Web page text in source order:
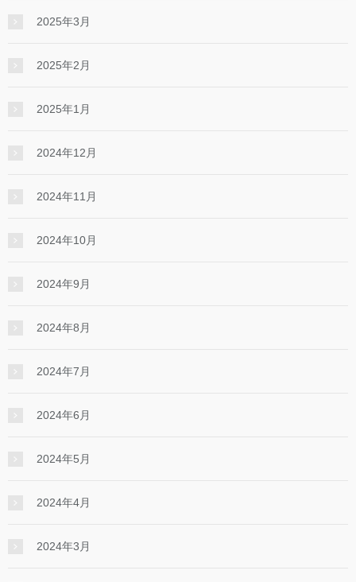
2025年3月
2025年2月
2025年1月
2024年12月
2024年11月
2024年10月
2024年9月
2024年8月
2024年7月
2024年6月
2024年5月
2024年4月
2024年3月